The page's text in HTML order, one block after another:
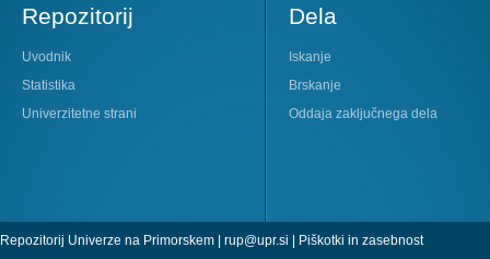
Repozitorij
Uvodnik
Statistika
Univerzitetne strani
Dela
Iskanje
Brskanje
Oddaja zaključnega dela
Repozitorij Univerze na Primorskem | rup@upr.si | Piškotki in zasebnost